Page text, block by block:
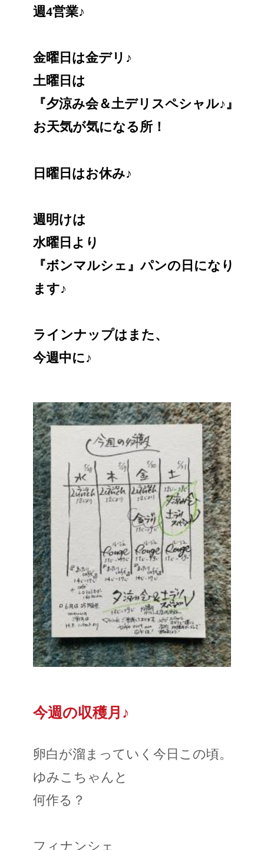
週4営業♪
金曜日は金デリ♪
土曜日は
『夕涼み会＆土デリスペシャル♪』
お天気が気になる所！
日曜日はお休み♪
週明けは
水曜日より
『ボンマルシェ』パンの日になり
ます♪
ラインナップはまた、
今週中に♪
今週の収穫月♪
卵白が溜まっていく今日この頃。
ゆみこちゃんと
何作る？
フィナンシェ